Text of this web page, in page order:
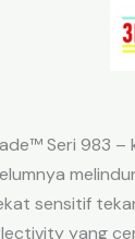
Seri 983
sensitif
yang